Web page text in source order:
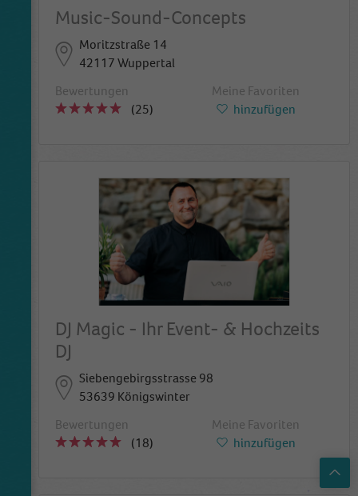
Music-Sound-Concepts
Moritzstraße 14
42117 Wuppertal
Bewertungen
(25)
Meine Favoriten
hinzufügen
DJ Magic - Ihr Event- & Hochzeits
DJ
Siebengebirgsstrasse 98
53639 Königswinter
Bewertungen
(18)
Meine Favoriten
hinzufügen
Top